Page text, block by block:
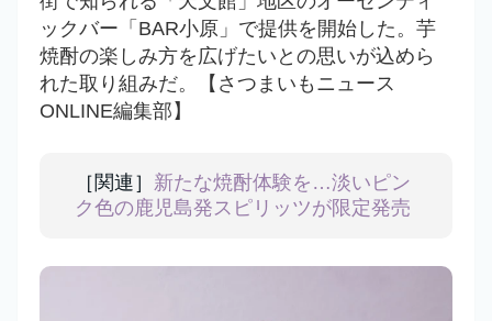
ックバー「BAR小原」で提供を開始した。芋
焼酎の楽しみ方を広げたいとの思いが込めら
れた取り組みだ。【さつまいもニュース
ONLINE編集部】
［関連］ 新たな焼酎体験を…淡いピン
ク色の鹿児島発スピリッツが限定発売